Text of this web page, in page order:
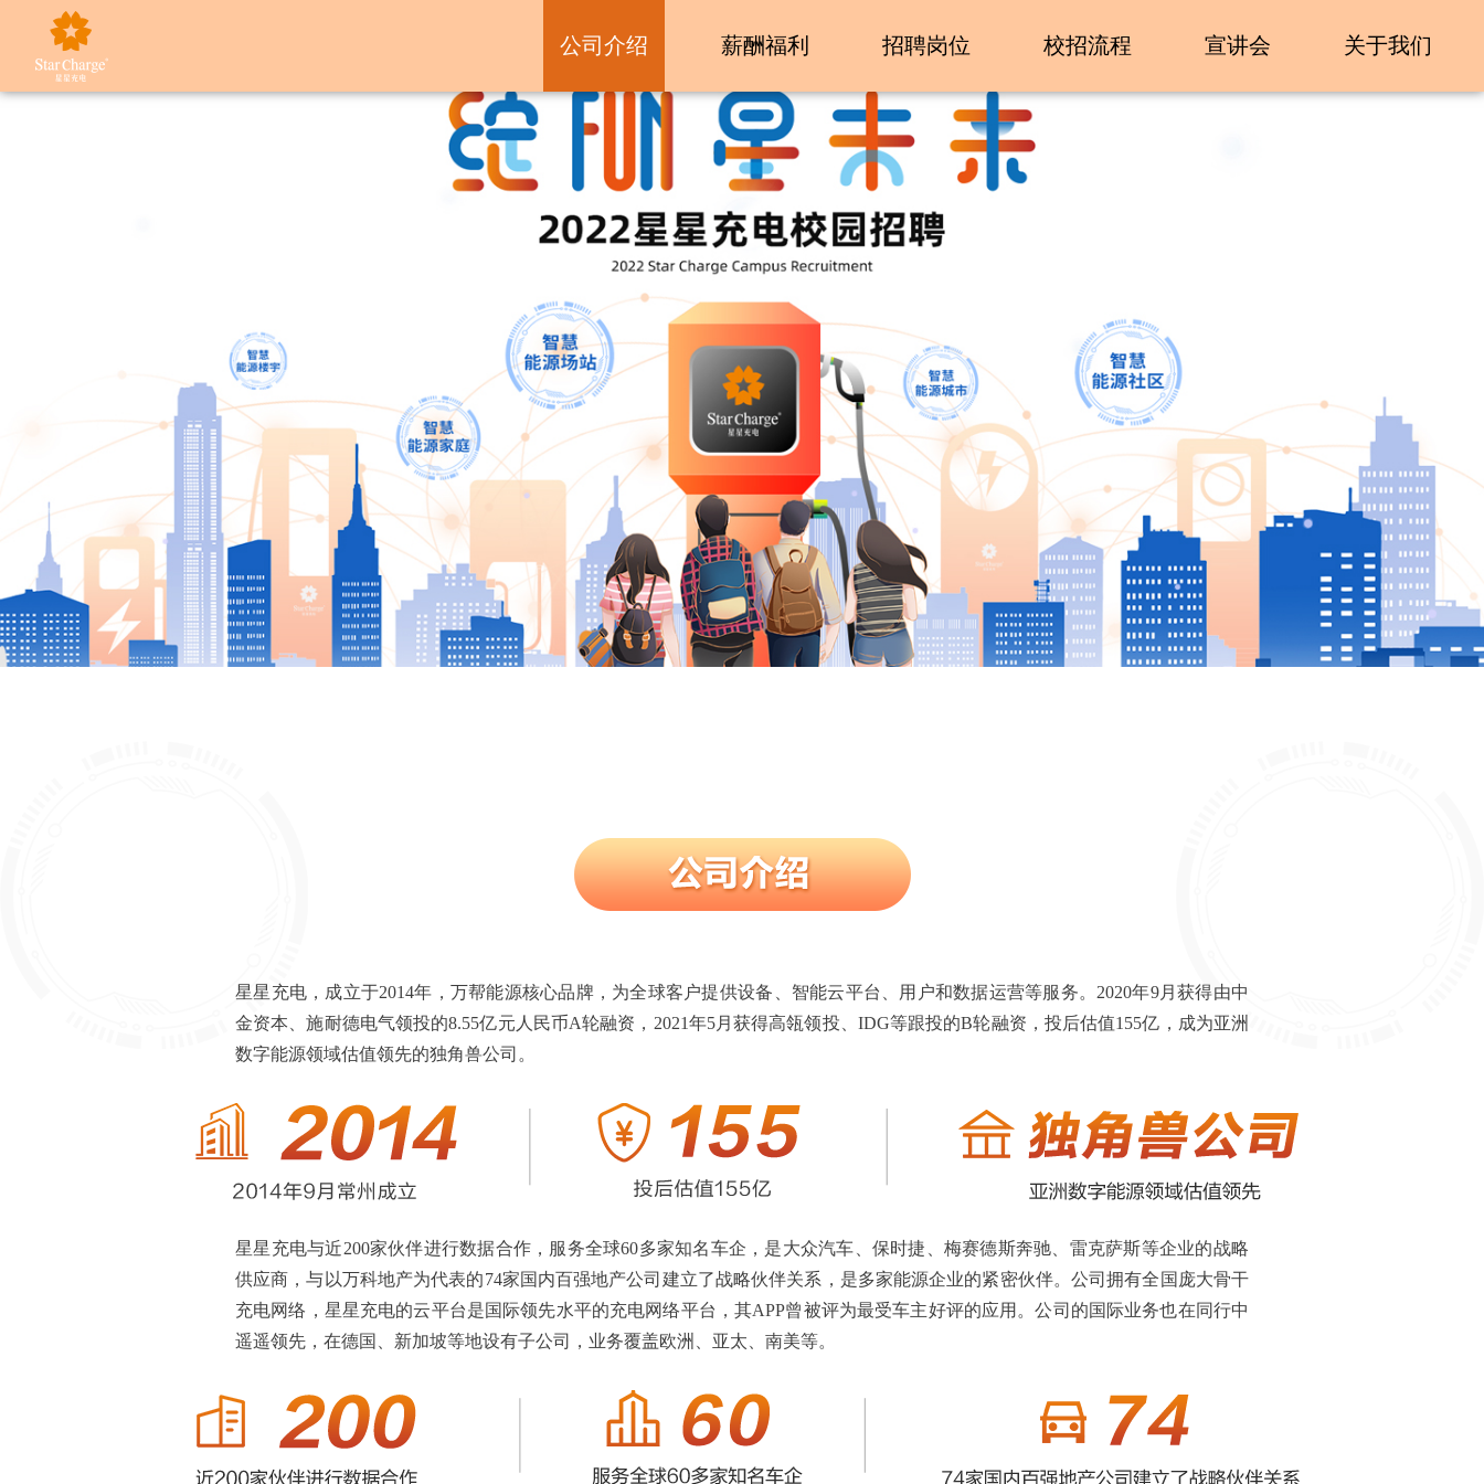
公司介绍 薪酬福利 招聘岗位 校招流程 宣讲会 关于我们
星星充电，成立于2014年，万帮能源核心品牌，为全球客户提供设备、智能云平台、用户和数据运营等服务。2020年9月获得由中
金资本、施耐德电气领投的8.55亿元人民币A轮融资，2021年5月获得高瓴领投、IDG等跟投的B轮融资，投后估值155亿，成为亚洲
数字能源领域估值领先的独角兽公司。
星星充电与近200家伙伴进行数据合作，服务全球60多家知名车企，是大众汽车、保时捷、梅赛德斯奔驰、雷克萨斯等企业的战略
供应商，与以万科地产为代表的74家国内百强地产公司建立了战略伙伴关系，是多家能源企业的紧密伙伴。公司拥有全国庞大骨干
充电网络，星星充电的云平台是国际领先水平的充电网络平台，其APP曾被评为最受车主好评的应用。公司的国际业务也在同行中
遥遥领先，在德国、新加坡等地设有子公司，业务覆盖欧洲、亚太、南美等。